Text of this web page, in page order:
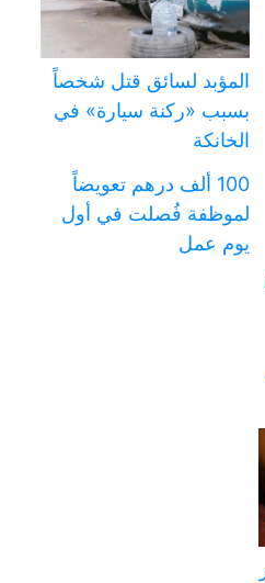
المؤبد لسائق قتل شخصاً
بسبب «ركنة سيارة» في
الخانكة
100 ألف درهم تعويضاً
لموظفة فُصلت في أول
يوم عمل